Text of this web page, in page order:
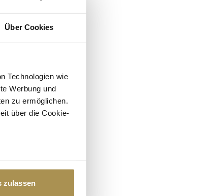
Über Cookies
Technologien wie
Werbung und
zu ermöglichen.
über die Cookie-
im
zulassen